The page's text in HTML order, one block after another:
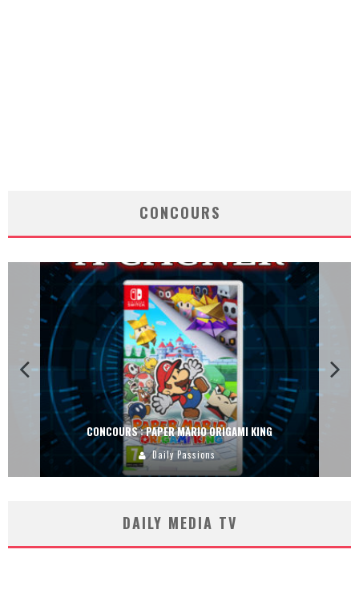
CONCOURS
CONCOURS : PAPER MARIO ORIGAMI KING
Daily Passions
DAILY MEDIA TV